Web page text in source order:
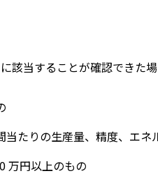
該当することが確認できた場
当たりの生産量、精度、エ
万円以上のもの